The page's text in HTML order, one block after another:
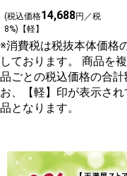
(税込価格14,688円／税
8%)【軽】
※消費税は税抜本体価格
しております。 商品を
品ごとの税込価格の合
お、【軽】印が表示さ
品となります。